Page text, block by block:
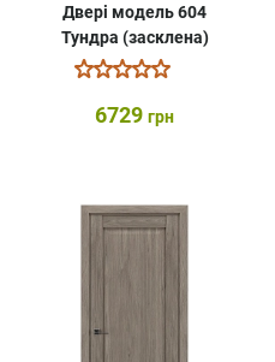
Двері модель 604
Тундра (засклена)
6729 грн